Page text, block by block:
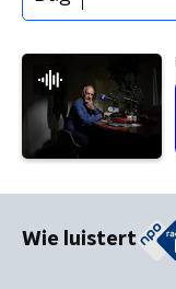
Wie luistert